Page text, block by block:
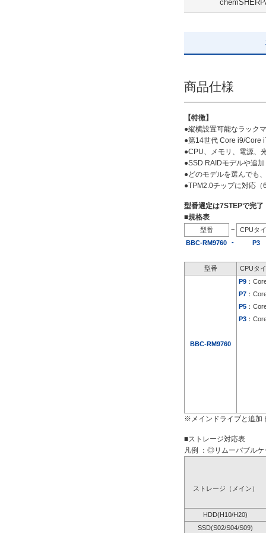
商品仕様
【特徴】
●縦横設置可能なラック
●第14世代 Core i9/Core
●CPU、メモリ、電源、
●SSD RAIDモデルや追
●どのモデルを選んでも
●TPM2.0チップに対応
型番選定は7STEPで完
■規格表
型番 −
CPUタ
BBC-RM9760
- P3
型番 CPUタ
BBC-RM9760
P9 ：
P7 ：
P5 ：
P3 ：
※メインドライブと追加
■ストレージ対応表
凡例 ：◎リムーバブル
ストレージ（メイン）
HDD(H10/H20)
SSD(S02/S04/S09)